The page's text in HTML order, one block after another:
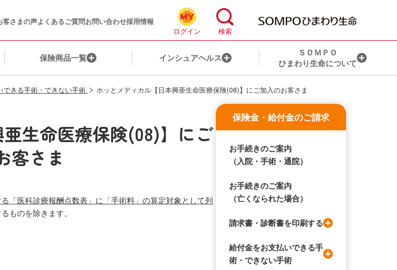
客さまの声よくあるご質問お問い合わせ採用情報
心配事から保険を探す
ライフステージから保険を探す
ライフコンサルティング・サービスとは
ＨＬアドバイザー®のご紹介
ＨＬアドバイザー代理店のご紹介
ミュレーション
選ばれる理由
について
お手続き一覧
目的から探す
ライフイベントから探す
給付金のご請求
容の確認・変更
に​関するお手続き​
保険商品一覧 インシュアヘルス
アヘルス商品一覧
ーイングサービス一覧
わりアプリのご紹介
ＳＯＭＰＯ
ひまわり生命について
覧​
資家の皆様へ​
への姿勢
できる手術・できない手術 ホッとメディカル【日本興亜生命医療保険(08)】にご加入のお客さま
生命医療保険(08)】にご
客さま
「医科診療報酬点数表」に「手術料」の算定対象として列
ものを除きます。
保険金・給付金のご請求
お手続きのご案内
（入院・手術・通院）
お手続きのご案内
（亡くなられた場合）
請求書・診断書を印刷する
給付金をお支払いできる手
術・できない手術